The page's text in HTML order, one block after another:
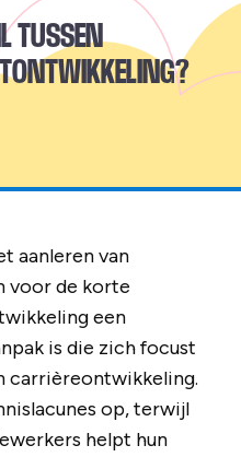
TUSSEN
aanleren van
voor de korte
een
is die zich focust
carrièreontwikkeling.
op, terwijl
helpt hun